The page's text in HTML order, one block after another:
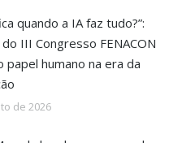
quando a IA faz tudo?”:
III Congresso FENACON
papel humano na era da
de 2026